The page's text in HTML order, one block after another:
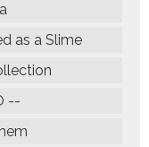
as a Slime
--